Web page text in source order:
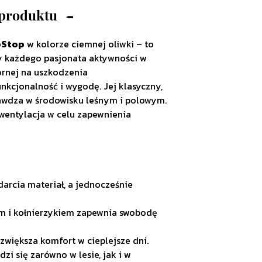
w kolorze ciemnej oliwki – to
pasjonata aktywności w
na uszkodzenia
i wygodę. Jej klasyczny,
w środowisku leśnym i polowym.
w celu zapewnienia
materiał, a jednocześnie
i kołnierzykiem zapewnia swobodę
komfort w cieplejsze dni.
się zarówno w lesie, jak i w